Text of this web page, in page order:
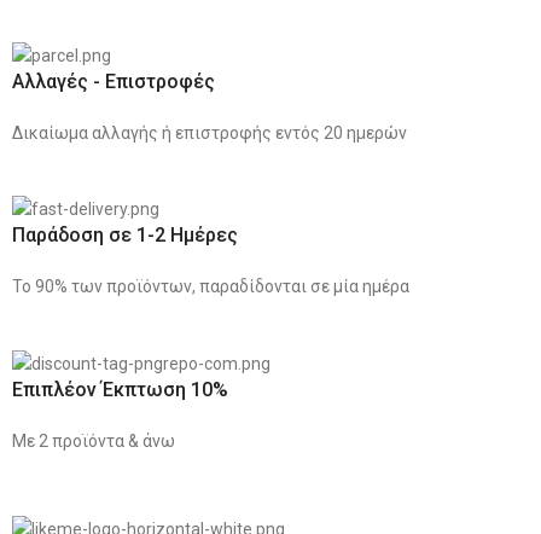
Αλλαγές - Επιστροφές
Δικαίωμα αλλαγής ή επιστροφής εντός 20 ημερών
Παράδοση σε 1-2 Ημέρες
Το 90% των προϊόντων, παραδίδονται σε μία ημέρα
Επιπλέον Έκπτωση 10%
Με 2 προϊόντα & άνω